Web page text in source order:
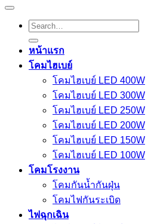
Search
for:
หน้าแรก
โคมไฮเบย์
โคมไฮเบย์ LED 400W
โคมไฮเบย์ LED 300W
โคมไฮเบย์ LED 250W
โคมไฮเบย์ LED 200W
โคมไฮเบย์ LED 150W
โคมไฮเบย์ LED 100W
โคมโรงงาน
โคมกันน้ำกันฝุ่น
โคมไฟกันระเบิด
ไฟฉุกเฉิน